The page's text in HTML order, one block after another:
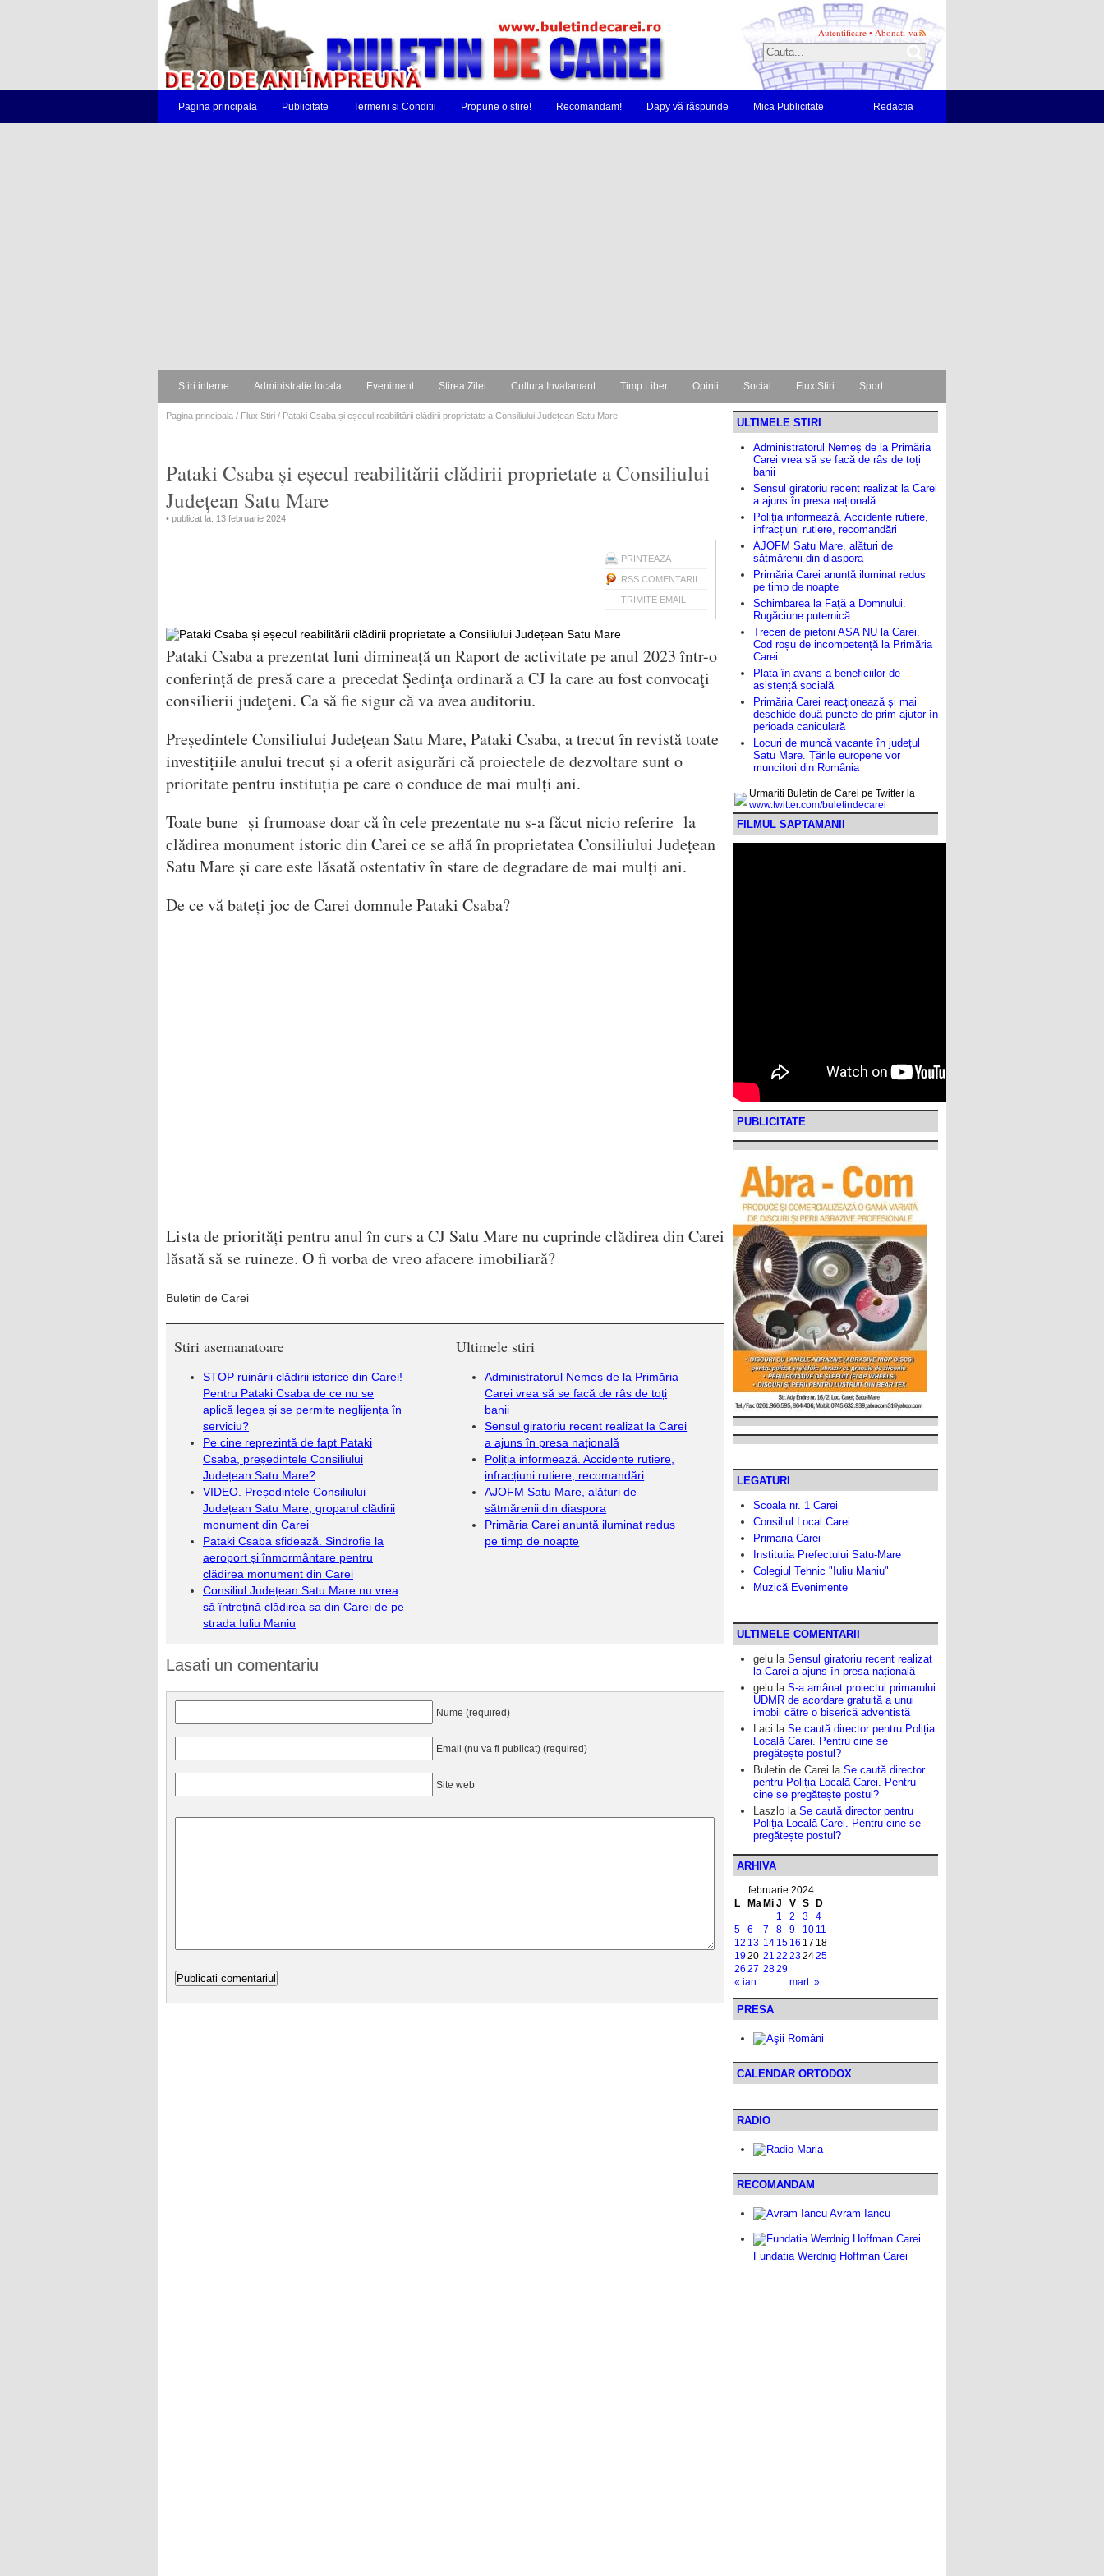
Autentificare • Abonati-va
Pagina principala Publicitate Termeni si Conditii Propune o stire! Recomandam! Dapy vă răspunde Mica Publicitate Redactia
Stiri interne Administratie locala Eveniment Stirea Zilei Cultura Invatamant Timp Liber Opinii Social Flux Stiri Sport
Pagina principala / Flux Stiri / Pataki Csaba și eșecul reabilitării clădirii proprietate a Consiliului Județean Satu Mare
Pataki Csaba și eșecul reabilitării clădirii proprietate a Consiliului
Județean Satu Mare
• publicat la: 13 februarie 2024
PRINTEAZA
RSS COMENTARII
TRIMITE EMAIL
Pataki Csaba a prezentat luni dimineață un Raport de activitate pe anul 2023 într-o
conferință de presă care a precedat Şedinţa ordinară a CJ la care au fost convocaţi
consilierii judeţeni. Ca să fie sigur că va avea auditoriu.
Președintele Consiliului Județean Satu Mare, Pataki Csaba, a trecut în revistă toate
investițiile anului trecut și a oferit asigurări că proiectele de dezvoltare sunt o
prioritate pentru instituția pe care o conduce de mai mulți ani.
Toate bune și frumoase doar că în cele prezentate nu s-a făcut nicio referire la
clădirea monument istoric din Carei ce se află în proprietatea Consiliului Județean
Satu Mare și care este lăsată ostentativ în stare de degradare de mai mulți ani.
De ce vă bateți joc de Carei domnule Pataki Csaba?
Lista de priorități pentru anul în curs a CJ Satu Mare nu cuprinde clădirea din Carei
lăsată să se ruineze. O fi vorba de vreo afacere imobiliară?
Buletin de Carei
Stiri asemanatoare
STOP ruinării clădirii istorice din Carei!
Pentru Pataki Csaba de ce nu se
aplică legea și se permite neglijența în
serviciu?
Pe cine reprezintă de fapt Pataki
Csaba, președintele Consiliului
Județean Satu Mare?
VIDEO. Președintele Consiliului
Județean Satu Mare, groparul clădirii
monument din Carei
Pataki Csaba sfidează. Sindrofie la
aeroport și înmormântare pentru
clădirea monument din Carei
Consiliul Județean Satu Mare nu vrea
să întrețină clădirea sa din Carei de pe
strada Iuliu Maniu
Ultimele stiri
Administratorul Nemeș de la Primăria
Carei vrea să se facă de râs de toți
banii
Sensul giratoriu recent realizat la Carei
a ajuns în presa națională
Poliția informează. Accidente rutiere,
infracțiuni rutiere, recomandări
AJOFM Satu Mare, alături de
sătmărenii din diaspora
Primăria Carei anunță iluminat redus
pe timp de noapte
Lasati un comentariu
Nume (required)
Email (nu va fi publicat) (required)
Site web
ULTIMELE STIRI
Administratorul Nemeș de la Primăria
Carei vrea să se facă de râs de toți
banii
Sensul giratoriu recent realizat la Carei
a ajuns în presa națională
Poliția informează. Accidente rutiere,
infracțiuni rutiere, recomandări
AJOFM Satu Mare, alături de
sătmărenii din diaspora
Primăria Carei anunță iluminat redus
pe timp de noapte
Schimbarea la Faţă a Domnului.
Rugăciune puternică
Treceri de pietoni AȘA NU la Carei.
Cod roșu de incompetență la Primăria
Carei
Plata în avans a beneficiilor de
asistență socială
Primăria Carei reacționează și mai
deschide două puncte de prim ajutor în
perioada caniculară
Locuri de muncă vacante în județul
Satu Mare. Țările europene vor
muncitori din România
Urmariti Buletin de Carei pe Twitter la
www.twitter.com/buletindecarei
FILMUL SAPTAMANII
PUBLICITATE
LEGATURI
Scoala nr. 1 Carei
Consiliul Local Carei
Primaria Carei
Institutia Prefectului Satu-Mare
Colegiul Tehnic "Iuliu Maniu"
Muzică Evenimente
ULTIMELE COMENTARII
gelu la Sensul giratoriu recent realizat
la Carei a ajuns în presa națională
gelu la S-a amânat proiectul primarului
UDMR de acordare gratuită a unui
imobil către o biserică adventistă
Laci la Se caută director pentru Poliția
Locală Carei. Pentru cine se
pregătește postul?
Buletin de Carei la Se caută director
pentru Poliția Locală Carei. Pentru
cine se pregătește postul?
Laszlo la Se caută director pentru
Poliția Locală Carei. Pentru cine se
pregătește postul?
ARHIVA
februarie 2024
L
Ma Mi J V S D
« ian. mart. »
1 2 3
4
5
6 7 8 9 10 11
12 13 14 15 16 17 18
1920 21 22 232425
26 27 2829
PRESA
CALENDAR ORTODOX
RADIO
RECOMANDAM
Avram Iancu
Fundatia Werdnig Hoffman Carei